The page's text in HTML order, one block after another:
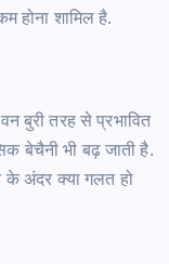
होना शामिलहै.
बुरी तरह से प्रभावित
बेचैनी भी बढ़ जातीहै.
के अंदर क्या गलत हो